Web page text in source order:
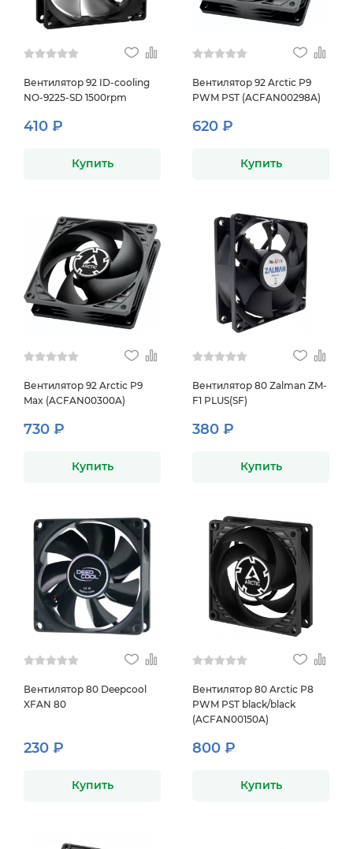
Вентилятор 92 ID-cooling
NO-9225-SD 1500rpm
410 ₽
Купить
Вентилятор 92 Arctic P9
PWM PST (ACFAN00298A)
620 ₽
Купить
Вентилятор 92 Arctic P9
Max (ACFAN00300A)
730 ₽
Купить
Вентилятор 80 Zalman ZM-
F1 PLUS(SF)
380 ₽
Купить
Вентилятор 80 Deepcool
XFAN 80
230 ₽
Купить
Вентилятор 80 Arctic P8
PWM PST black/black
(ACFAN00150A)
800 ₽
Купить